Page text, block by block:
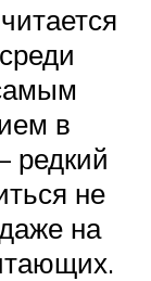
в
редкий
не
на